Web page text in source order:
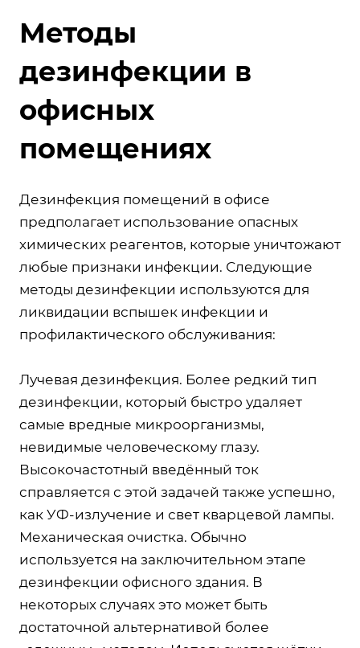
Методы
дезинфекции в
офисных
помещениях
Дезинфекция помещений в офисе
предполагает использование опасных
химических реагентов, которые уничтожают
любые признаки инфекции. Следующие
методы дезинфекции используются для
ликвидации вспышек инфекции и
профилактического обслуживания:
Лучевая дезинфекция. Более редкий тип
дезинфекции, который быстро удаляет
самые вредные микроорганизмы,
невидимые человеческому глазу.
Высокочастотный введённый ток
справляется с этой задачей также успешно,
как УФ-излучение и свет кварцевой лампы.
Механическая очистка. Обычно
используется на заключительном этапе
дезинфекции офисного здания. В
некоторых случаях это может быть
достаточной альтернативой более